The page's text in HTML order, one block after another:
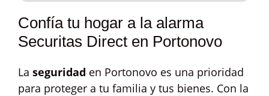
Confía tu hogar a la alarma
Securitas Direct en Portonovo
La seguridad en Portonovo es una prioridad
para proteger a tu familia y tus bienes. Con la